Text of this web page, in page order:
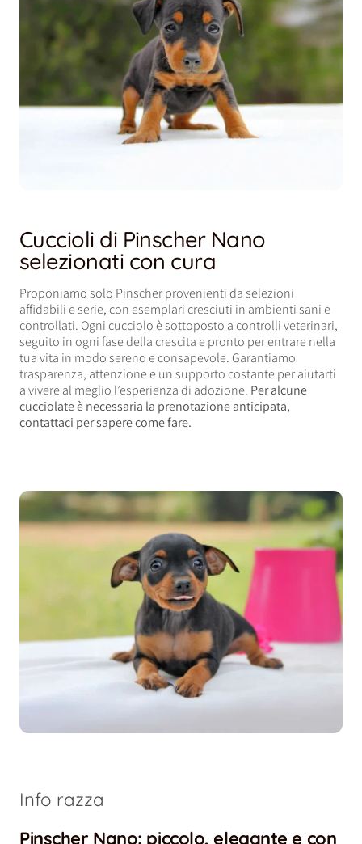
Cuccioli di Pinscher Nano
selezionati con cura
Proponiamo solo Pinscher provenienti da selezioni
affidabili e serie, con esemplari cresciuti in ambienti sani e
controllati. Ogni cucciolo è sottoposto a controlli veterinari,
seguito in ogni fase della crescita e pronto per entrare nella
tua vita in modo sereno e consapevole. Garantiamo
trasparenza, attenzione e un supporto costante per aiutarti
a vivere al meglio l’esperienza di adozione. Per alcune
cucciolate è necessaria la prenotazione anticipata,
contattaci per sapere come fare.
Info razza
Pinscher Nano: piccolo, elegante e con